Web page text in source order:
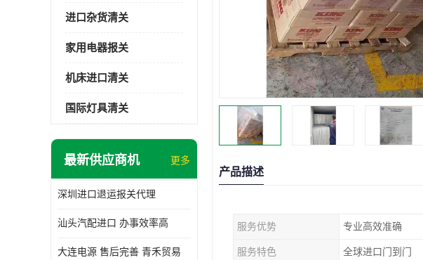
进口杂货清关
家用电器报关
机床进口清关
国际灯具清关
最新供应商机 更多
深圳进口退运报关代理
汕头汽配进口 办事效率高
大连电源 售后完善 青禾贸易
产品描述
服务优势 专业高效准确
服务特色 全球进口门到门